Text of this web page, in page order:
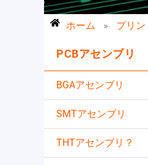
ホーム » プリ
PCBアセンブリ
BGAアセンブリ
SMTアセンブリ
THTアセンブリ？